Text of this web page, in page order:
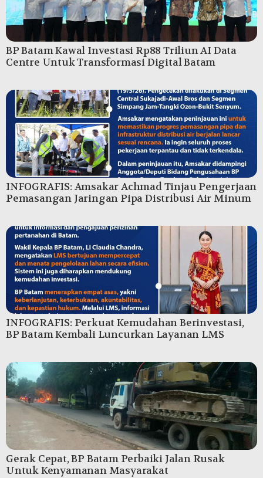
BP Batam Kawal Investasi Rp88 Triliun AI Data
Centre Untuk Transformasi Digital Batam
INFOGRAFIS: Amsakar Achmad Tinjau Pengerjaan
Pemasangan Jaringan Pipa Distribusi Air Minum
INFOGRAFIS: Perkuat Kemudahan Berinvestasi,
BP Batam Kembali Luncurkan Layanan LMS
Gerak Cepat, BP Batam Perbaiki Jalan Rusak
Untuk Kenyamanan Masyarakat